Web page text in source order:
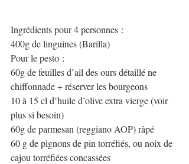
Ingrédients pour 4 personnes :
400g de linguines (Barilla)
Pour le pesto :
60g de feuilles d’ail des ours détaillé ne
chiffonnade + réserver les bourgeons
10 à 15 cl d’huile d’olive extra vierge (voir
plus si besoin)
60g de parmesan (reggiano AOP) râpé
60 g de pignons de pin torréfiés, ou noix de
cajou torréfiées concassées